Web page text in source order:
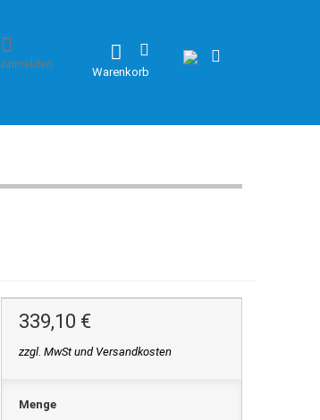
Warenkorb
Anmelden
339,10 €
zzgl. MwSt und Versandkosten
Menge